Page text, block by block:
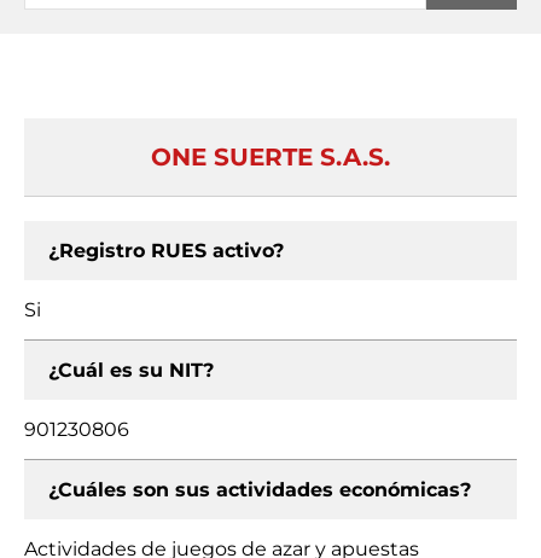
ONE SUERTE S.A.S.
¿Registro RUES activo?
Si
¿Cuál es su NIT?
901230806
¿Cuáles son sus actividades económicas?
Actividades de juegos de azar y apuestas